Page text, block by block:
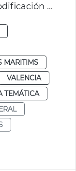
Pleno València aprueba modificación PGOU cambio uso parcelas Telefónica
MARITIMS
VALENCIA
TEMÁTICA